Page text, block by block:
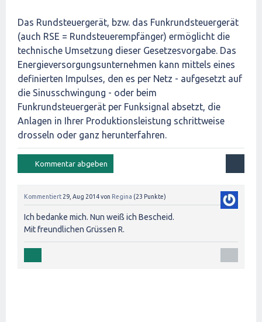
Das Rundsteuergerät, bzw. das Funkrundsteuergerät
(auch RSE = Rundsteuerempfänger) ermöglicht die
technische Umsetzung dieser Gesetzesvorgabe. Das
Energieversorgungsunternehmen kann mittels eines
definierten Impulses, den es per Netz - aufgesetzt auf
die Sinusschwingung - oder beim
Funkrundsteuergerät per Funksignal absetzt, die
Anlagen in Ihrer Produktionsleistung schrittweise
drosseln oder ganz herunterfahren.
Kommentiert 29, Aug 2014von Regina (23 Punkte)
Ich bedanke mich. Nun weiß ich Bescheid.
Mit freundlichen Grüssen R.